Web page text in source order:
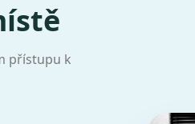
přístupu k